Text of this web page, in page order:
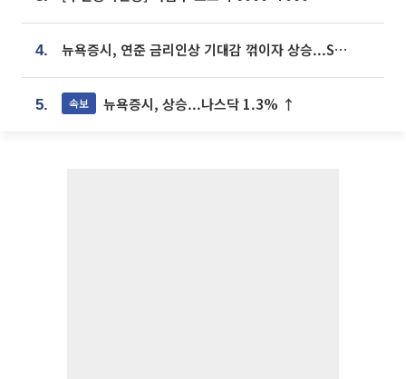
4. 뉴욕증시, 연준 금리인상 기대감 꺾이자 상승...S&P500 사상 최고치 [종합]
5. 속보 뉴욕증시, 상승...나스닥 1.3% ↑